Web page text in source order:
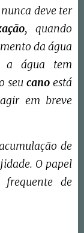
deve ter
, quando
da água
a água tem
seu canoestá
em breve
de
O papel
de